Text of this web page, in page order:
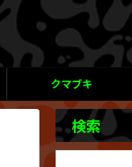
クマブキ
検索